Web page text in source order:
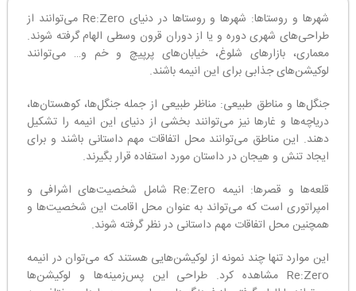
شهرها و روستاها: شهرها و روستاها در دنیای Re:Zero می‌توانند از
طراحی‌های شهری دوره و یا از دوران قرون وسطی الهام گرفته شوند.
معماری، بازارهای شلوغ، خیابان‌های پرپیچ و خم و… می‌توانند
لوکیشن‌های جذابی برای این انیمه باشند.
جنگل‌ها و مناطق طبیعی: مناظر طبیعی از جمله جنگل‌ها، کوهستان‌ها،
دریاچه‌ها و غارها نیز می‌توانند بخشی از دنیای این انیمه را تشکیل
دهند. این مناطق می‌توانند محل اتفاقات مهم داستانی باشند و برای
ایجاد تنش و هیجان در داستان مورد استفاده قرار بگیرند.
قلعه‌ها و قصرها: انیمه Re:Zero شامل شخصیت‌های اشرافی و
امپراتوری است که می‌تواند به عنوان محل اقامت این شخصیت‌ها و
همچنین محل اتفاقات مهم داستانی در نظر گرفته شوند.
این موارد تنها چند نمونه از لوکیشن‌هایی هستند که می‌توان در انیمه
Re:Zero مشاهده کرد. طراحی این پس‌زمینه‌ها و لوکیشن‌ها